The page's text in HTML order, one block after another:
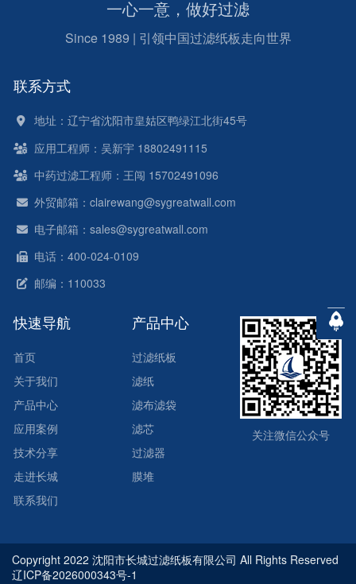
一心一意，做好过滤
Since 1989 | 引领中国过滤纸板走向世界
联系方式
地址：辽宁省沈阳市皇姑区鸭绿江北街45号
应用工程师：吴新宇 18802491115
中药过滤工程师：王闯 15702491096
外贸邮箱：clairewang@sygreatwall.com
电子邮箱：sales@sygreatwall.com
电话：400-024-0109
邮编：110033
快速导航
首页
关于我们
产品中心
应用案例
技术分享
走进长城
联系我们
产品中心
过滤纸板
滤纸
滤布滤袋
滤芯
过滤器
膜堆
关注微信公众号
Copyright 2022 沈阳市长城过滤纸板有限公司 All Rights Reserved
辽ICP备2026000343号-1